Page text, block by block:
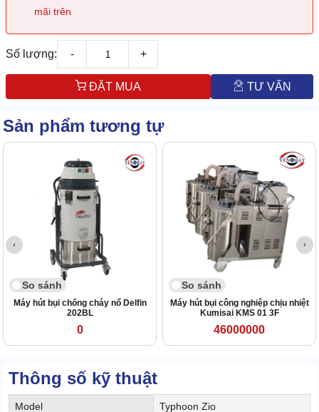
mãi trên
Số lượng: - +
ĐẶT MUA TƯ VẤN
Sản phẩm tương tự
So sánh
Máy hút bụi chống cháy nổ Delfin
202BL
0
So sánh
Máy hút bụi công nghiệp chịu nhiệt
Kumisai KMS 01 3F
46000000
Thông số kỹ thuật
Model Typhoon Zio